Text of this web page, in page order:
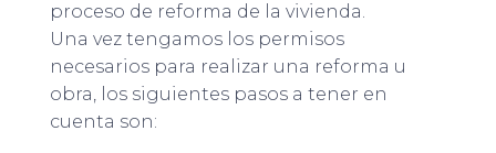
proceso de reforma de la vivienda.
Una vez tengamos los permisos
necesarios para realizar una reforma u
obra, los siguientes pasos a tener en
cuenta son: